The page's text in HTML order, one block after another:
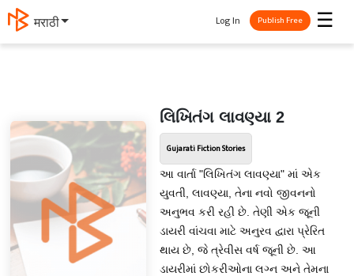
मराठी ☰
Log In Publish Free
લિખિતંગ લાવણ્યા 2
Gujarati Fiction Stories
આ વાર્તા "લિખિતંગ લાવણ્યા" માં એક
યુવતી, લાવણ્યા, તેના નવો જીવનનો
અનુભવ કરી રહી છે. તેણી એક જૂની
ડાયરી વાંચવા માટે અનુરવ દ્વારા પ્રેરિત
થાય છે, જે ત્રેવીસ વર્ષ જૂની છે. આ
ડાયરીમાં છોકરીઓના લગ્ન અને તેમના